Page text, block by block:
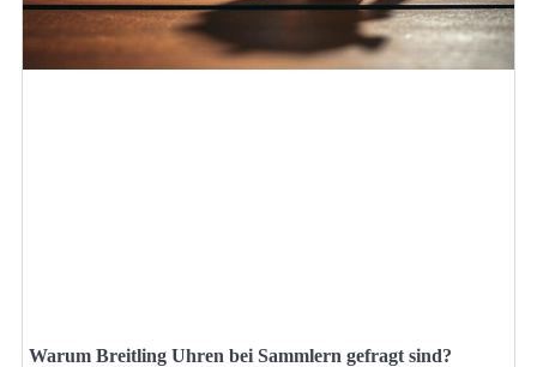
Warum Breitling Uhren bei Sammlern gefragt sind?